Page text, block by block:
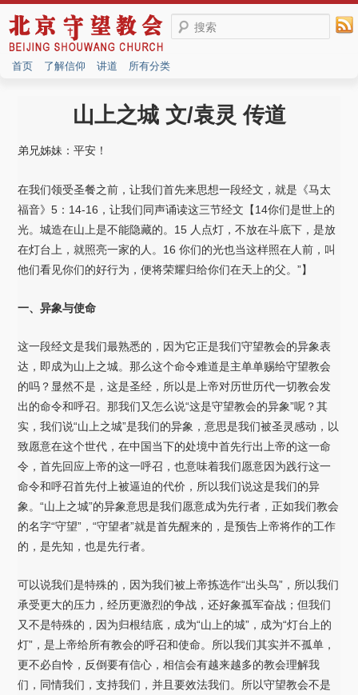
搜索
首页 了解信仰 讲道 所有分类
山上之城 文/袁灵 传道
弟兄姊妹：平安！
在我们领受圣餐之前，让我们首先来思想一段经文，就是《马太
福音》5：14-16，让我们同声诵读这三节经文【14你们是世上的
光。城造在山上是不能隐藏的。15 人点灯，不放在斗底下，是放
在灯台上，就照亮一家的人。16 你们的光也当这样照在人前，叫
他们看见你们的好行为，便将荣耀归给你们在天上的父。”】
一、异象与使命
这一段经文是我们最熟悉的，因为它正是我们守望教会的异象表
达，即成为山上之城。那么这个命令难道是主单单赐给守望教会
的吗？显然不是，这是圣经，所以是上帝对历世历代一切教会发
出的命令和呼召。那我们又怎么说“这是守望教会的异象”呢？其
实，我们说“山上之城”是我们的异象，意思是我们被圣灵感动，以
致愿意在这个世代，在中国当下的处境中首先行出上帝的这一命
令，首先回应上帝的这一呼召，也意味着我们愿意因为践行这一
命令和呼召首先付上被逼迫的代价，所以我们说这是我们的异
象。“山上之城”的异象意思是我们愿意成为先行者，正如我们教会
的名字“守望”，“守望者”就是首先醒来的，是预告上帝将作的工作
的，是先知，也是先行者。
可以说我们是特殊的，因为我们被上帝拣选作“出头鸟”，所以我们
承受更大的压力，经历更激烈的争战，还好象孤军奋战；但我们
又不是特殊的，因为归根结底，成为“山上的城”，成为“灯台上的
灯”，是上帝给所有教会的呼召和使命。所以我们其实并不孤单，
更不必自怜，反倒要有信心，相信会有越来越多的教会理解我
们，同情我们，支持我们，并且要效法我们。所以守望教会不是